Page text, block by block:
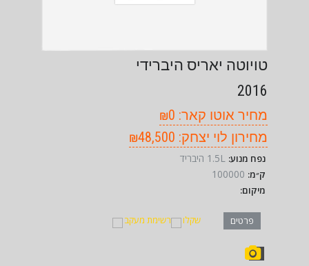
טויוטה יאריס היברידי
2016
מחיר אוטו קאר: ₪0
מחירון לוי יצחק: ₪48,500
נפח מנוע:
ק״מ:
מיקום:
פרטים שקלו רשימת מעקב